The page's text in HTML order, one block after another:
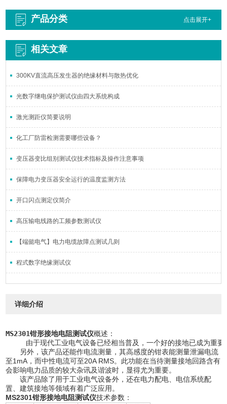
产品分类 点击展开+
相关文章
300KV直流高压发生器的绝缘材料与散热优化
光数字继电保护测试仪由四大系统构成
激光测距仪简要说明
化工厂防雷检测需要哪些设备？
变压器变比组别测试仪技术指标及操作注意事项
保障电力变压器安全运行的温度监测方法
开口闪点测定仪简介
高压输电线路的工频参数测试仪
【端懿电气】电力电缆故障点测试几则
程式数字绝缘测试仪
详细介绍
MS2301钳形接地电阻测试仪概述：
由于现代工业电气设备已经相当普及，一个好的接地已成为重
另外，该产品还能作电流测量，其高感度的钳表能测量泄漏电流
至1mA，而中性电流可至20A RMS。此功能在当待测量接地回路含有
会影响电力品质的较大杂讯及谐波时，显得尤为重要。
该产品除了用于工业电气设备外，还在电力配电、电信系统配
置、建筑接地等领域有着广泛应用。
MS2301钳形接地电阻测试仪技术参数：